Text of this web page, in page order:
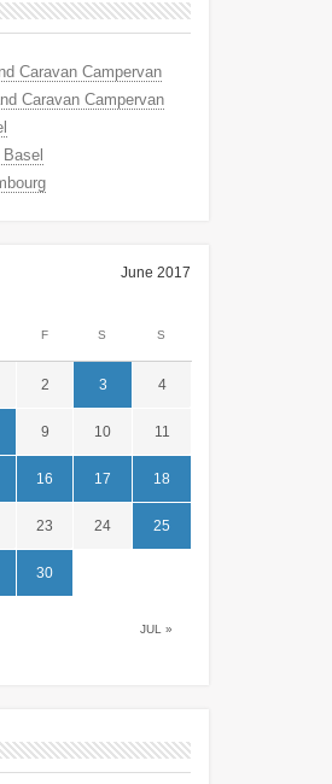
Caravan Campervan
Caravan Campervan
June 2017
F S S
JUL »
2 3 4
9 10 11
16 17 18
23 24 25
30